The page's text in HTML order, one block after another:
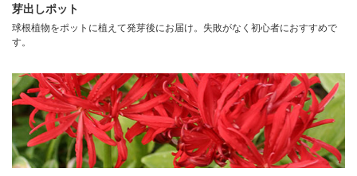
芽出しポット
球根植物をポットに植えて発芽後にお届け。失敗がなく初心者におすすめで
す。